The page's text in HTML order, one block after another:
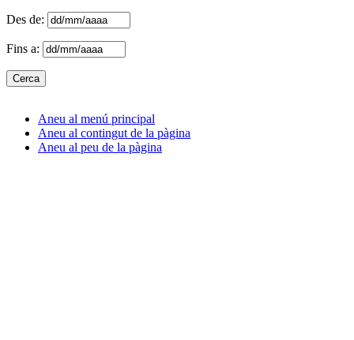
Des de:
Fins a:
Aneu al menú principal
Aneu al contingut de la pàgina
Aneu al peu de la pàgina